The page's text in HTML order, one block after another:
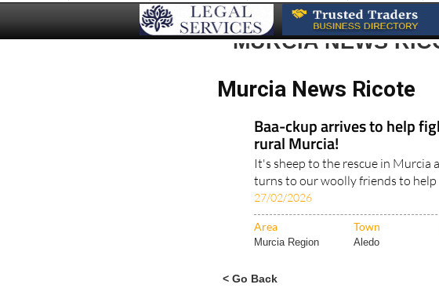
MURCIA NEWS
Murcia News Ricote
Baa-ckup arrives to help
rural Murcia!
It's sheep to the rescue in Murcia
turns to our woolly friends to help
27/02/2026
Area Town
Murcia Region Aledo
< Go Back